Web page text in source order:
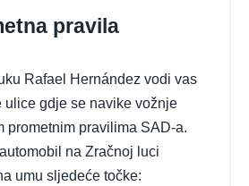
pravila
Rafael Hernández vodi vas
ulice gdje se navike vožnje
prometnim pravilima SAD-a.
na Zračnoj luci
umu sljedeće točke: